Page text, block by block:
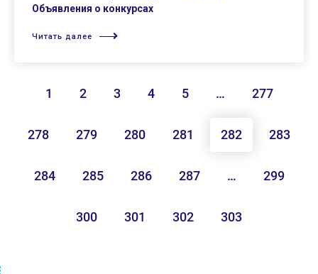
Объявления о конкурсах
Читать далее
1 2 3 4 5 … 277
278 279 280 281 282 283
284 285 286 287 … 299
300 301 302 303